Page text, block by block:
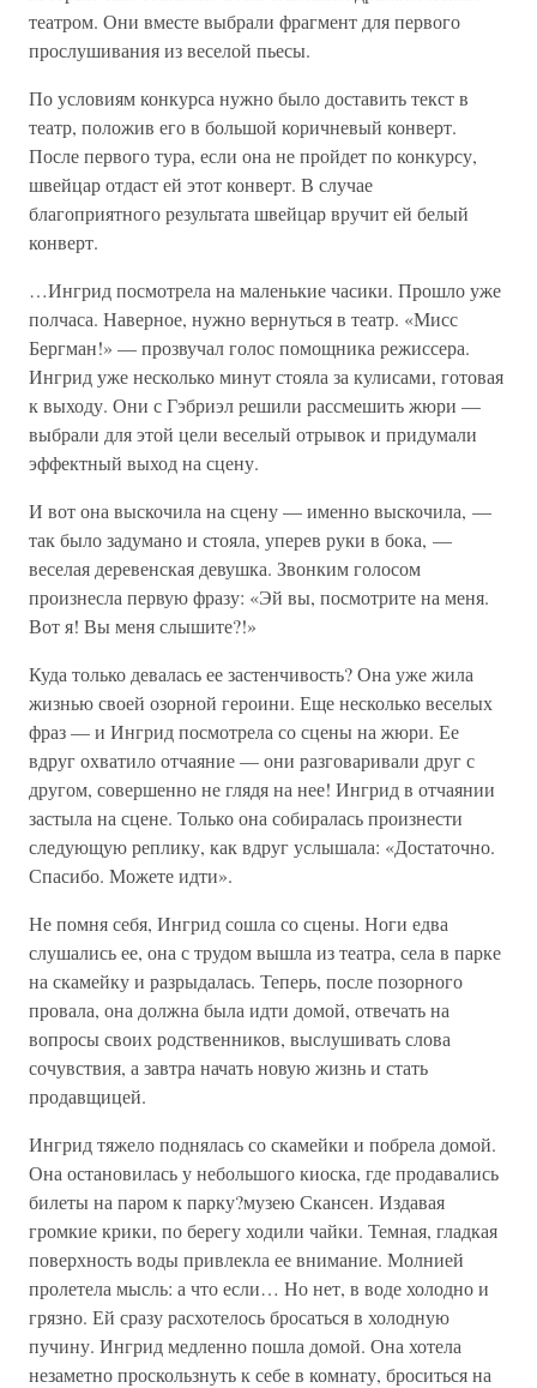
театром. Они вместе выбрали фрагмент для первого
прослушивания из веселой пьесы.
По условиям конкурса нужно было доставить текст в
театр, положив его в большой коричневый конверт.
После первого тура, если она не пройдет по конкурсу,
швейцар отдаст ей этот конверт. В случае
благоприятного результата швейцар вручит ей белый
конверт.
…Ингрид посмотрела на маленькие часики. Прошло уже
полчаса. Наверное, нужно вернуться в театр. «Мисс
Бергман!» — прозвучал голос помощника режиссера.
Ингрид уже несколько минут стояла за кулисами, готовая
к выходу. Они с Гэбриэл решили рассмешить жюри —
выбрали для этой цели веселый отрывок и придумали
эффектный выход на сцену.
И вот она выскочила на сцену — именно выскочила, —
так было задумано и стояла, уперев руки в бока, —
веселая деревенская девушка. Звонким голосом
произнесла первую фразу: «Эй вы, посмотрите на меня.
Вот я! Вы меня слышите?!»
Куда только девалась ее застенчивость? Она уже жила
жизнью своей озорной героини. Еще несколько веселых
фраз — и Ингрид посмотрела со сцены на жюри. Ее
вдруг охватило отчаяние — они разговаривали друг с
другом, совершенно не глядя на нее! Ингрид в отчаянии
застыла на сцене. Только она собиралась произнести
следующую реплику, как вдруг услышала: «Достаточно.
Спасибо. Можете идти».
Не помня себя, Ингрид сошла со сцены. Ноги едва
слушались ее, она с трудом вышла из театра, села в парке
на скамейку и разрыдалась. Теперь, после позорного
провала, она должна была идти домой, отвечать на
вопросы своих родственников, выслушивать слова
сочувствия, а завтра начать новую жизнь и стать
продавщицей.
Ингрид тяжело поднялась со скамейки и побрела домой.
Она остановилась у небольшого киоска, где продавались
билеты на паром к парку?музею Скансен. Издавая
громкие крики, по берегу ходили чайки. Темная, гладкая
поверхность воды привлекла ее внимание. Молнией
пролетела мысль: а что если… Но нет, в воде холодно и
грязно. Ей сразу расхотелось бросаться в холодную
пучину. Ингрид медленно пошла домой. Она хотела
незаметно проскользнуть к себе в комнату, броситься на